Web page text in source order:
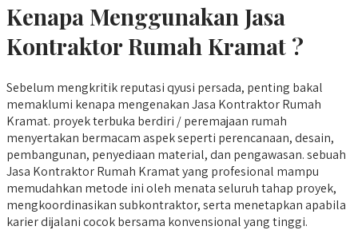
Kenapa Menggunakan Jasa
Kontraktor Rumah Kramat ?
Sebelum mengkritik reputasi qyusi persada, penting bakal
memaklumi kenapa mengenakan Jasa Kontraktor Rumah
Kramat. proyek terbuka berdiri / peremajaan rumah
menyertakan bermacam aspek seperti perencanaan, desain,
pembangunan, penyediaan material, dan pengawasan. sebuah
Jasa Kontraktor Rumah Kramat yang profesional mampu
memudahkan metode ini oleh menata seluruh tahap proyek,
mengkoordinasikan subkontraktor, serta menetapkan apabila
karier dijalani cocok bersama konvensional yang tinggi.